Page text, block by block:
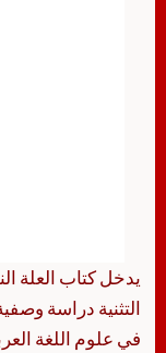
يدخل كتاب العلة
التثنية دراسة
في علوم اللغة